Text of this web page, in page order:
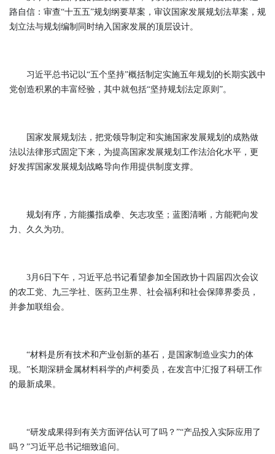
路自信：审查“十五五”规划纲要草案，审议国家发展规划法草案，规
划立法与规划编制同时纳入国家发展的顶层设计。
习近平总书记以“五个坚持”概括制定实施五年规划的长期实践中
党创造积累的丰富经验，其中就包括“坚持规划法定原则”。
国家发展规划法，把党领导制定和实施国家发展规划的成熟做
法以法律形式固定下来，为提高国家发展规划工作法治化水平，更
好发挥国家发展规划战略导向作用提供制度支撑。
规划有序，方能攥指成拳、矢志攻坚；蓝图清晰，方能靶向发
力、久久为功。
3月6日下午，习近平总书记看望参加全国政协十四届四次会议
的农工党、九三学社、医药卫生界、社会福利和社会保障界委员，
并参加联组会。
“材料是所有技术和产业创新的基石，是国家制造业实力的体
现。”长期深耕金属材料科学的卢柯委员，在发言中汇报了科研工作
的最新成果。
“研发成果得到有关方面评估认可了吗？”“产品投入实际应用了
吗？”习近平总书记细致追问。